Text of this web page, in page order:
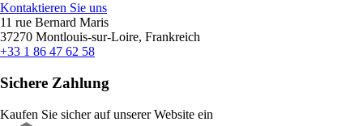
Kontaktieren Sie uns
11 rue Bernard Maris
37270 Montlouis-sur-Loire, Frankreich
+33 1 86 47 62 58
Sichere Zahlung
Kaufen Sie sicher auf unserer Website ein